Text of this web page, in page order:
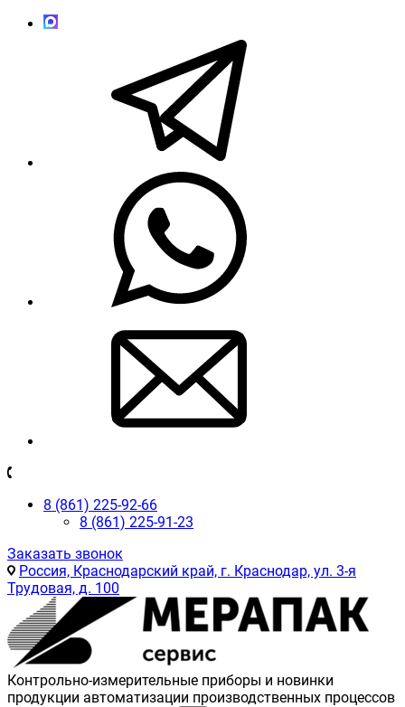
8 (861) 225-92-66
8 (861) 225-91-23
Заказать звонок
Россия, Краснодарский край, г. Краснодар, ул. 3-я
Трудовая, д. 100
Контрольно-измерительные приборы и новинки
продукции автоматизации производственных процессов